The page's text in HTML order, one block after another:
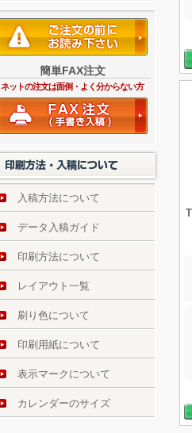
簡単FAX注文
ネットの注文は面倒・よく分からない方
入稿方法について
データ入稿ガイド
印刷方法について
レイアウト一覧
刷り色について
印刷用紙について
表示マークについて
カレンダーのサイズ